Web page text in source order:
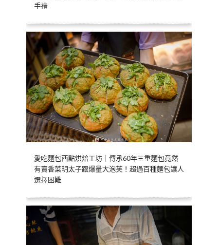
手禮
愛吃麵包西點烘焙工坊｜傳承60年三重麵包竟然
有賣香菜明太子跟爆量大泡芙！超過百種麵包讓人
選擇困難